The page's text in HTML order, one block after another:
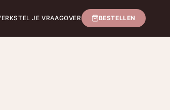
STEL JE VRAAGOVER BESTELLEN